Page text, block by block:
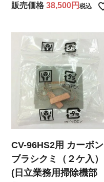
販売価格 38,500 税込
CV-96HS2用 カーボン
ブラシクミ（２ケ入）
(日立業務用掃除機部